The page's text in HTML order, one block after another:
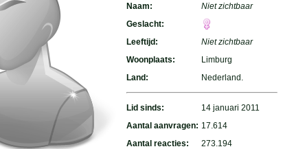
Naam:
Niet zichtbaar
Geslacht:
Leeftijd:
Niet zichtbaar
Woonplaats:
Limburg
Land:
Nederland.
Lid sinds:
14 januari 2011
Aantal aanvragen: 17.614
Aantal reacties:
273.194